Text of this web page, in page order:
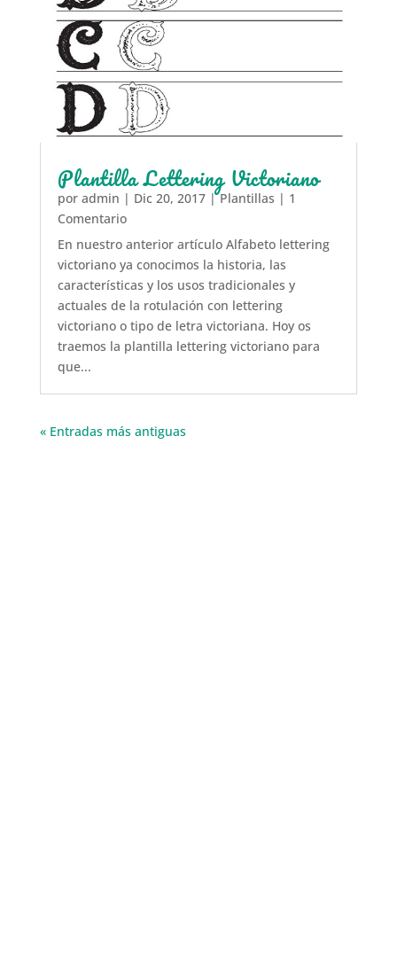
Plantilla Lettering Victoriano
por admin | Dic 20, 2017|Plantillas | 1
Comentario
En nuestro anterior artículo Alfabeto lettering
victoriano ya conocimos la historia, las
características y los usos tradicionales y
actuales de la rotulación con lettering
victoriano o tipo de letra victoriana. Hoy os
traemos la plantilla lettering victoriano para
que...
« Entradas más antiguas